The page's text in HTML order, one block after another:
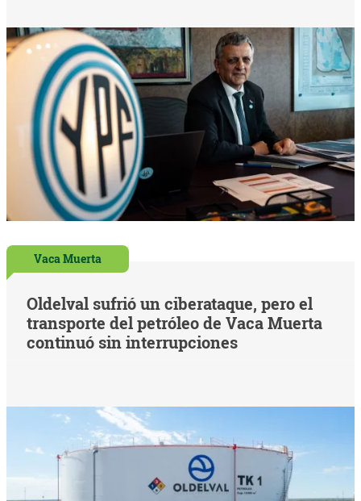
Vaca Muerta
Oldelval sufrió un ciberataque, pero el
transporte del petróleo de Vaca Muerta
continuó sin interrupciones